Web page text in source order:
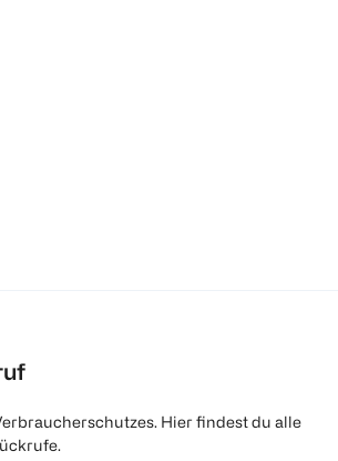
Hier findest du alle